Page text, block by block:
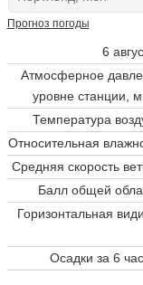
Прогноз погоды
6
Атмосферное
уровне станции,
Температура
Относительная
Средняя скорость
Балл общей
Горизонтальная
Осадки за 6